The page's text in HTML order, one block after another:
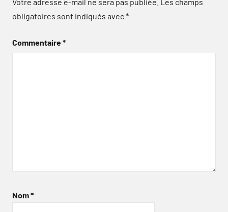
obligatoires sont indiqués avec*
Commentaire*
Nom*